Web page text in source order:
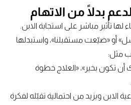
لها تأثير مباشر على استجابة الابن.
أو «ضيّعت مستقبلنا»، واستبدلها
مثل:
تكون بخير»، «العلاج خطوة
ويزيد من احتمالية تقبّله لفكرة